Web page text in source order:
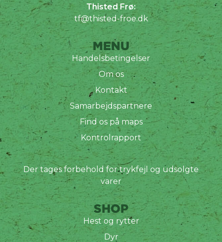
Thisted Frø:
tf@thisted-froe.dk
MENU
Handelsbetingelser
Om os
Kontakt
Samarbejdspartnere
Find os på maps
Kontrolrapport
Der tages forbehold for trykfejl og udsolgte
varer
SHOP
Hest og rytter
Dyr